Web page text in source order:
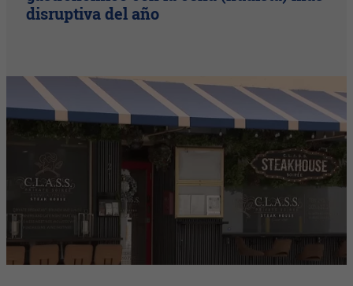
disruptiva del año